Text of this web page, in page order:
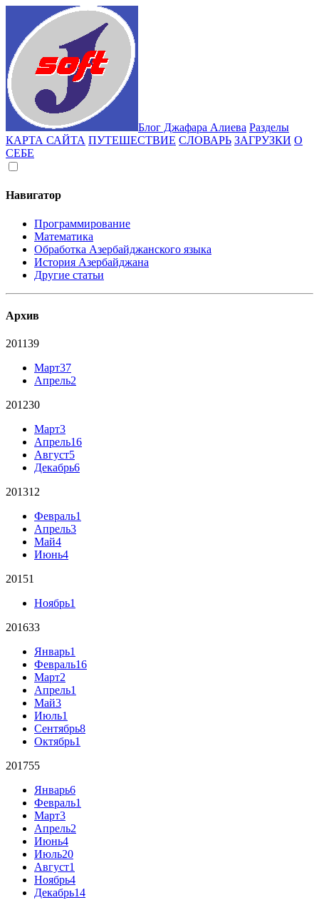
Блог Джафара Алиева Разделы
КАРТА САЙТА ПУТЕШЕСТВИЕ СЛОВАРЬ ЗАГРУЗКИ О
СЕБЕ
Навигатор
Программирование
Математика
Обработка Азербайджанского языка
История Азербайджана
Другие статьи
Архив
201139
Март37
Апрель2
201230
Март3
Апрель16
Август5
Декабрь6
201312
Февраль1
Апрель3
Май4
Июнь4
20151
Ноябрь1
201633
Январь1
Февраль16
Март2
Апрель1
Май3
Июль1
Сентябрь8
Октябрь1
201755
Январь6
Февраль1
Март3
Апрель2
Июнь4
Июль20
Август1
Ноябрь4
Декабрь14